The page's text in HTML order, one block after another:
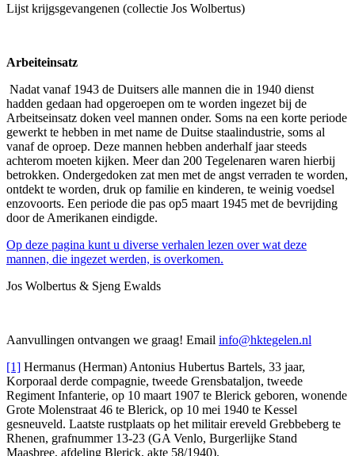
Lijst krijgsgevangenen (collectie Jos Wolbertus)
Arbeiteinsatz
Nadat vanaf 1943 de Duitsers alle mannen die in 1940 dienst
hadden gedaan had opgeroepen om te worden ingezet bij de
Arbeitseinsatz doken veel mannen onder. Soms na een korte periode
gewerkt te hebben in met name de Duitse staalindustrie, soms al
vanaf de oproep. Deze mannen hebben anderhalf jaar steeds
achterom moeten kijken. Meer dan 200 Tegelenaren waren hierbij
betrokken. Ondergedoken zat men met de angst verraden te worden,
ontdekt te worden, druk op familie en kinderen, te weinig voedsel
enzovoorts. Een periode die pas op5 maart 1945 met de bevrijding
door de Amerikanen eindigde.
Op deze pagina kunt u diverse verhalen lezen over wat deze
mannen, die ingezet werden, is overkomen.
Jos Wolbertus & Sjeng Ewalds
Aanvullingen ontvangen we graag! Email info@hktegelen.nl
[1] Hermanus (Herman) Antonius Hubertus Bartels, 33 jaar,
Korporaal derde compagnie, tweede Grensbataljon, tweede
Regiment Infanterie, op 10 maart 1907 te Blerick geboren, wonende
Grote Molenstraat 46 te Blerick, op 10 mei 1940 te Kessel
gesneuveld. Laatste rustplaats op het militair ereveld Grebbeberg te
Rhenen, grafnummer 13-23 (GA Venlo, Burgerlijke Stand
Maasbree, afdeling Blerick, akte 58/1940).